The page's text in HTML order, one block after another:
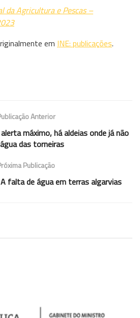
da Agricultura e Pescas –
em INE: publicações.
Anterior
máximo, há aldeias onde já não
das torneiras
Publicação
falta de água em terras algarvias